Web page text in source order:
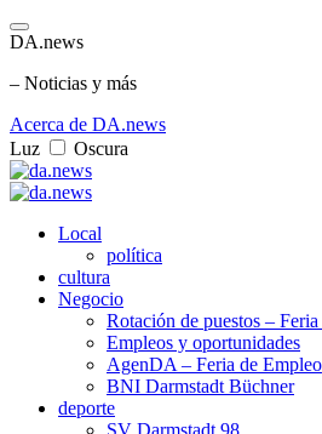
DA.news
– Noticias y más
Acerca de DA.news
Luz
Oscura
Local
política
cultura
Negocio
Rotación de puestos –
Empleos y oportunidades
AgenDA – Feria de Empleo
BNI Darmstadt Büchner
deporte
SV Darmstadt 98